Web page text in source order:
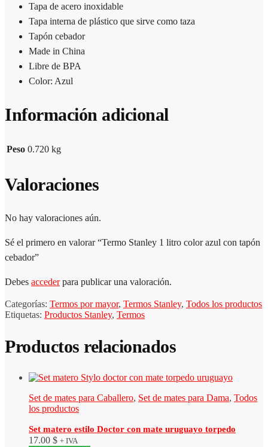
Tapa de acero inoxidable
Tapa interna de plástico que sirve como taza
Tapón cebador
Made in China
Libre de BPA
Color: Azul
Información adicional
Peso 0.720 kg
Valoraciones
No hay valoraciones aún.
Sé el primero en valorar “Termo Stanley 1 litro color azul con tapón
cebador”
Debes accederpara publicar una valoración.
Categorías: Termos por mayor, Termos Stanley, Todos los productos
Etiquetas: Productos Stanley, Termos
Productos relacionados
Set de mates para Caballero, Set de mates para Dama, Todos
los productos
Set matero estilo Doctor con mate uruguayo torpedo
17.00 $ + IVA